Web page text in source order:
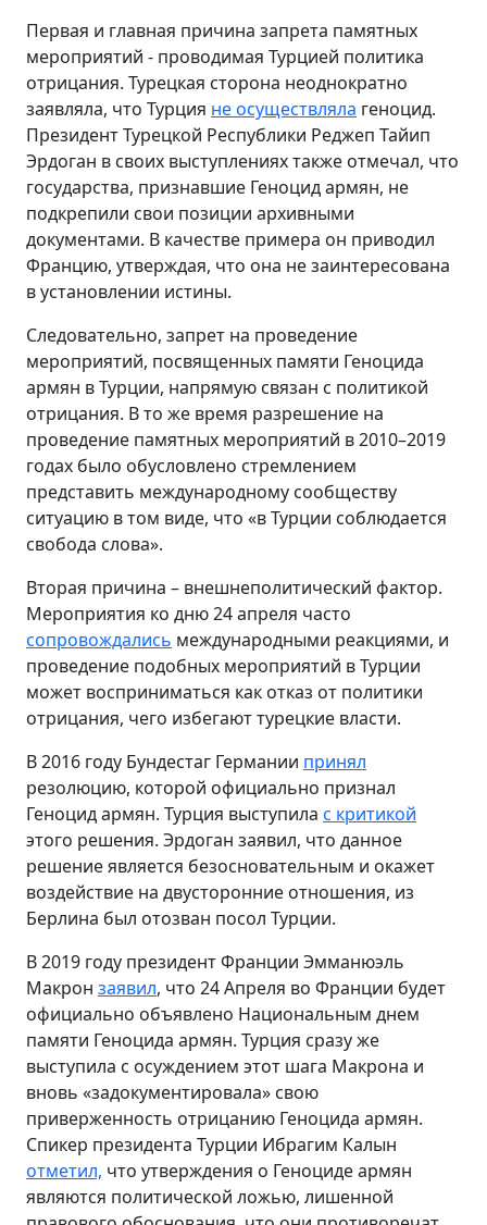
Первая и главная причина запрета памятных
мероприятий - проводимая Турцией политика
отрицания. Турецкая сторона неоднократно
заявляла, что Турция не осуществляла геноцид.
Президент Турецкой Республики Реджеп Тайип
Эрдоган в своих выступлениях также отмечал, что
государства, признавшие Геноцид армян, не
подкрепили свои позиции архивными
документами. В качестве примера он приводил
Францию, утверждая, что она не заинтересована
в установлении истины.
Следовательно, запрет на проведение
мероприятий, посвященных памяти Геноцида
армян в Турции, напрямую связан с политикой
отрицания. В то же время разрешение на
проведение памятных мероприятий в 2010–2019
годах было обусловлено стремлением
представить международному сообществу
ситуацию в том виде, что «в Турции соблюдается
свобода слова».
Вторая причина – внешнеполитический фактор.
Мероприятия ко дню 24 апреля часто
сопровождались международными реакциями, и
проведение подобных мероприятий в Турции
может восприниматься как отказ от политики
отрицания, чего избегают турецкие власти.
В 2016 году Бундестаг Германии принял
резолюцию, которой официально признал
Геноцид армян. Турция выступила с критикой
этого решения. Эрдоган заявил, что данное
решение является безосновательным и окажет
воздействие на двусторонние отношения, из
Берлина был отозван посол Турции.
В 2019 году президент Франции Эмманюэль
Макрон заявил, что 24 Апреля во Франции будет
официально объявлено Национальным днем
памяти Геноцида армян. Турция сразу же
выступила с осуждением этот шага Макрона и
вновь «задокументировала» свою
приверженность отрицанию Геноцида армян.
Спикер президента Турции Ибрагим Калын
отметил, что утверждения о Геноциде армян
являются политической ложью, лишенной